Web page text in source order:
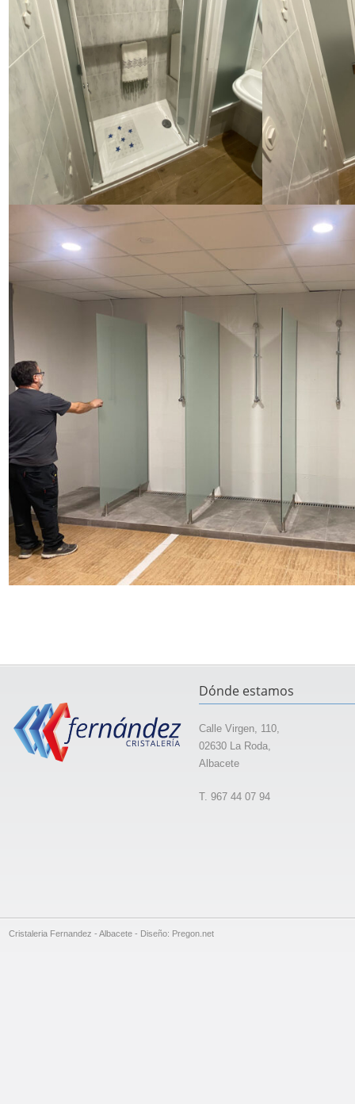
Dónde estamos
Calle Virgen, 110,
02630 La Roda,
Albacete
T. 967 44 07 94
Cristaleria Fernandez - Albacete - Diseño: Pregon.net